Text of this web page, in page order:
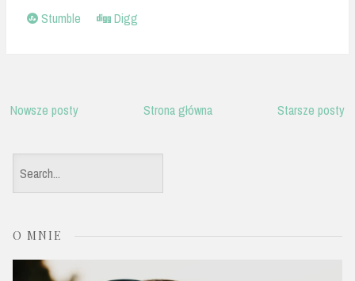
Stumble
Digg
Nowsze posty Starsze posty
Strona główna
e
rO MNIE